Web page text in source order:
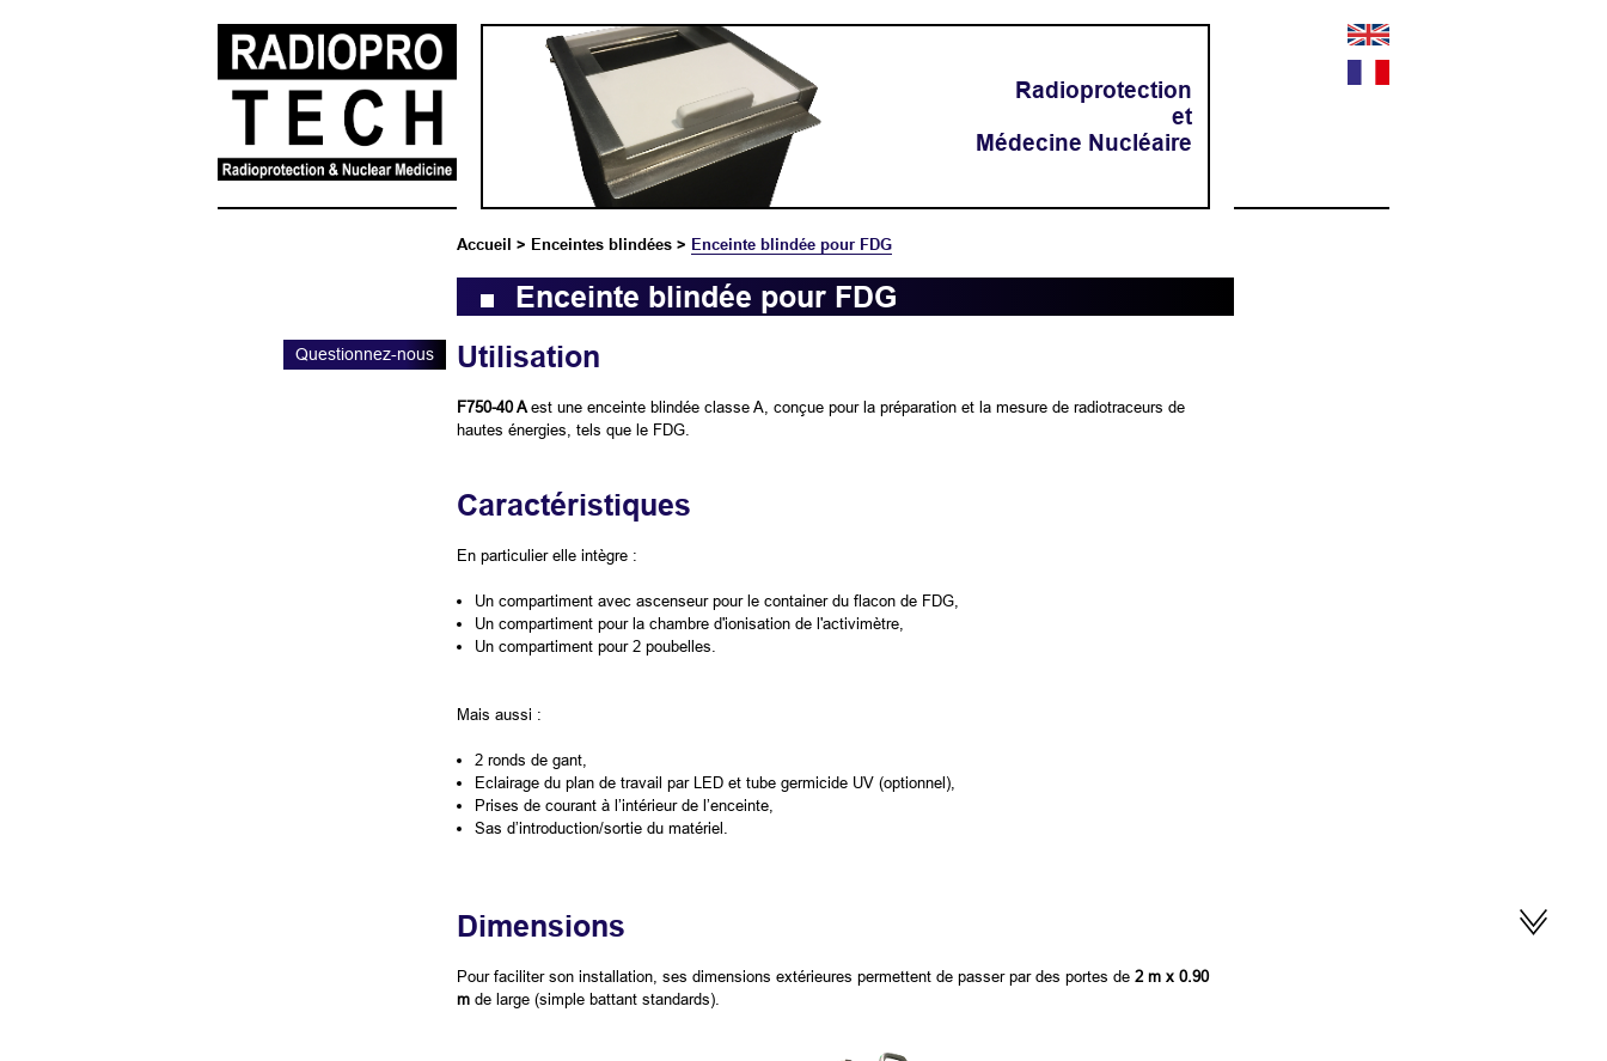
Radioprotection
et
Médecine Nucléaire
Accueil > Enceintes blindées > Enceinte blindée pour FDG
Enceinte blindée pour FDG
Utilisation
F750-40 Aest une enceinte blindée classe A, conçue pour la préparation et la mesure de radiotraceurs de
hautes énergies, tels que le FDG.
Caractéristiques
En particulier elle intègre :
Un compartiment avec ascenseur pour le container du flacon de FDG,
Un compartiment pour la chambre d'ionisation de l'activimètre,
Un compartiment pour 2 poubelles.
Mais aussi :
2 ronds de gant,
Eclairage du plan de travail par LED et tube germicide UV (optionnel),
Prises de courant à l’intérieur de l’enceinte,
Sas d’introduction/sortie du matériel.
Dimensions
Pour faciliter son installation, ses dimensions extérieures permettent de passer par des portes de 2 m x 0.90
m de large (simple battant standards).
Questionnez-nous